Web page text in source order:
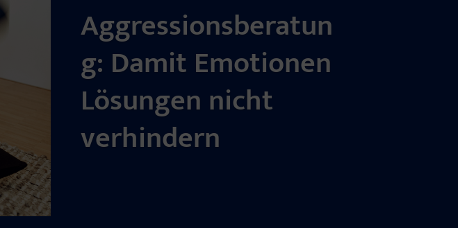
Aggressionsberatun
g: Damit Emotionen
Lösungen nicht
verhindern